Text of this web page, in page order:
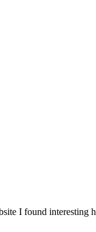
I found interesting